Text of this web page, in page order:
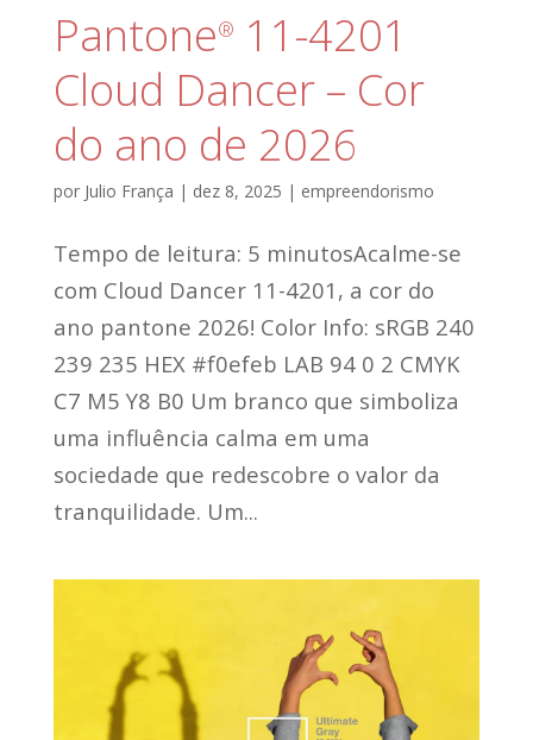
Pantone® 11-4201
Cloud Dancer – Cor
do ano de 2026
por Julio França | dez 8, 2025 | empreendorismo
Tempo de leitura: 5 minutosAcalme-se
com Cloud Dancer 11-4201, a cor do
ano pantone 2026! Color Info: sRGB 240
239 235 HEX #f0efeb LAB 94 0 2 CMYK
C7 M5 Y8 B0 Um branco que simboliza
uma influência calma em uma
sociedade que redescobre o valor da
tranquilidade. Um...